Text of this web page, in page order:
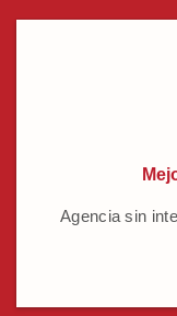
Agencia sin